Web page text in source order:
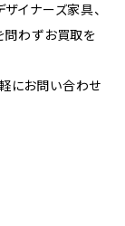
ザイナーズ家具、
問わずお買取を
にお問い合わせ